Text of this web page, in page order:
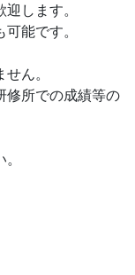
します。
能です。
ん。
修所での成績等の